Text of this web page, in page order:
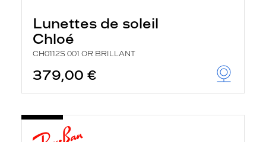
Lunettes de soleil
Chloé
CH0112S 001 OR BRILLANT
379,00 €